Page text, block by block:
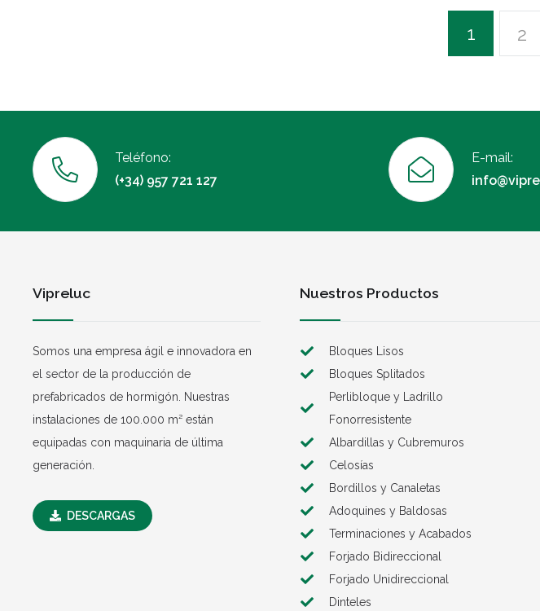
1 2
Teléfono:
(+34) 957 721 127
E-mail:
Vipreluc
Somos una empresa ágil e innovadora en
el sector de la producción de
prefabricados de hormigón. Nuestras
instalaciones de 100.000 m² están
equipadas con maquinaria de última
generación.
DESCARGAS
Nuestros Productos
Bloques Lisos
Bloques Splitados
Perlibloque y Ladrillo
Fonorresistente
Albardillas y Cubremuros
Celosías
Bordillos y Canaletas
Adoquines y Baldosas
Terminaciones y Acabados
Forjado Bidireccional
Forjado Unidireccional
Dinteles